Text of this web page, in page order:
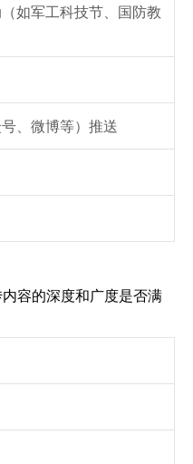
如军工科技节、国防教
、微博等）推送
容的深度和广度是否满